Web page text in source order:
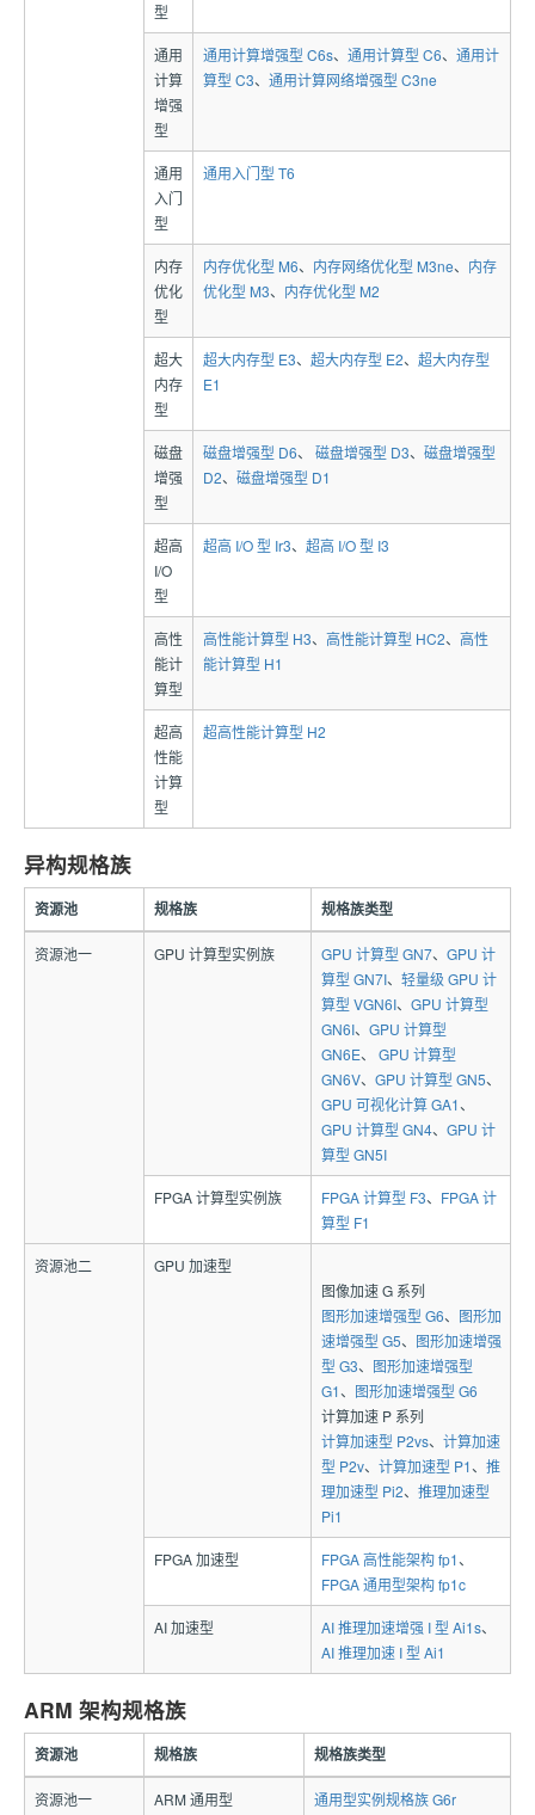
型
通用
计算
增强
型
通用计算增强型 C6s、 通用计算型 C6、 通用计
算型 C3、 通用计算网络增强型 C3ne
通用
入门
型
通用入门型 T6
内存
优化
型
内存优化型 M6、 内存网络优化型 M3ne、 内存
优化型 M3、 内存优化型 M2
超大
内存
型
超大内存型 E3、 超大内存型 E2、 超大内存型
E1
磁盘
增强
型
磁盘增强型 D6、 磁盘增强型 D3、 磁盘增强型
D2、 磁盘增强型 D1
超高
I/O
型
超高 I/O 型 Ir3、 超高 I/O 型 I3
高性
能计
算型
高性能计算型 H3、 高性能计算型 HC2、 高性
能计算型 H1
超高
性能
计算
型
超高性能计算型 H2
异构规格族
资源池 规格族 规格族类型
资源池一 GPU 计算型实例族 GPU 计算型 GN7、 GPU 计
算型 GN7I、 轻量级 GPU 计
算型 VGN6I、 GPU 计算型
GN6I、 GPU 计算型
GN6E、 GPU 计算型
GN6V、 GPU 计算型 GN5、
GPU 可视化计算 GA1、
GPU 计算型 GN4、 GPU 计
算型 GN5I
FPGA 计算型实例族 FPGA 计算型 F3、 FPGA 计
算型 F1
资源池二
GPU 加速型
图像加速 G 系列
图形加速增强型 G6、 图形加
速增强型 G5、 图形加速增强
型 G3、 图形加速增强型
G1、 图形加速增强型 G6
计算加速 P 系列
计算加速型 P2vs、 计算加速
型 P2v、 计算加速型 P1、 推
理加速型 Pi2、 推理加速型
Pi1
FPGA 加速型 FPGA 高性能架构 fp1、
FPGA 通用型架构 fp1c
AI 加速型 AI 推理加速增强 I 型 Ai1s、
AI 推理加速 I 型 Ai1
ARM 架构规格族
资源池 规格族 规格族类型
资源池一 ARM 通用型 通用型实例规格族 G6r